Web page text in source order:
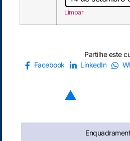
Limpar
Partilhe este
Facebook
LinkedIn